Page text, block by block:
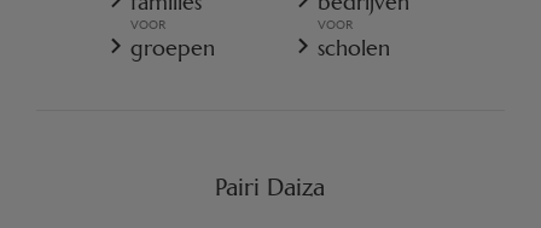
COOKIES-BELEID
REGLEMENT VAN PAIRI DAIZA
VERZEKERINGSVOORWAARDEN ANNULATIE
VOOR
groepen
VOOR
scholen
Pairi Daiza